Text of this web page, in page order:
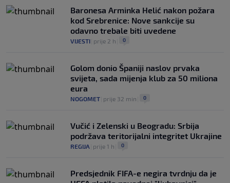
Baronesa Arminka Helić nakon požara
kod Srebrenice: Nove sankcije su
odavno trebale biti uvedene
VIJESTI prije 2 h 0
Golom donio Španiji naslov prvaka
svijeta, sada mijenja klub za 50 miliona
eura
NOGOMET prije 32 min 0
Vučić i Zelenski u Beogradu: Srbija
podržava teritorijalni integritet Ukrajine
REGIJA prije 1 h 0
Predsjednik FIFA-e negira tvrdnju da je